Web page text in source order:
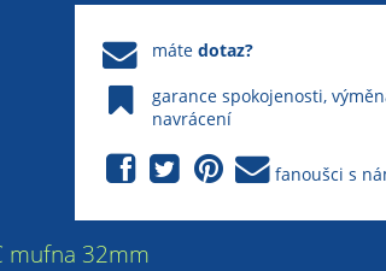
mátedotaz?
garance spokojenosti,
navrácení
fanoušci s
mufna 32mm